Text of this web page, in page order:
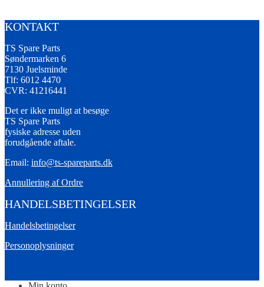
KONTAKT
TS Spare Parts
Søndermarken 6
7130 Juelsminde
Tlf: 6012 4470
CVR: 41216441
Det er ikke muligt at besøge
TS Spare Parts
fysiske adresse uden
forudgående aftale.
Email: info@ts-spareparts.dk
Annullering af Ordre
HANDELSBETINGELSER
Handelsbetingelser
Personoplysninger